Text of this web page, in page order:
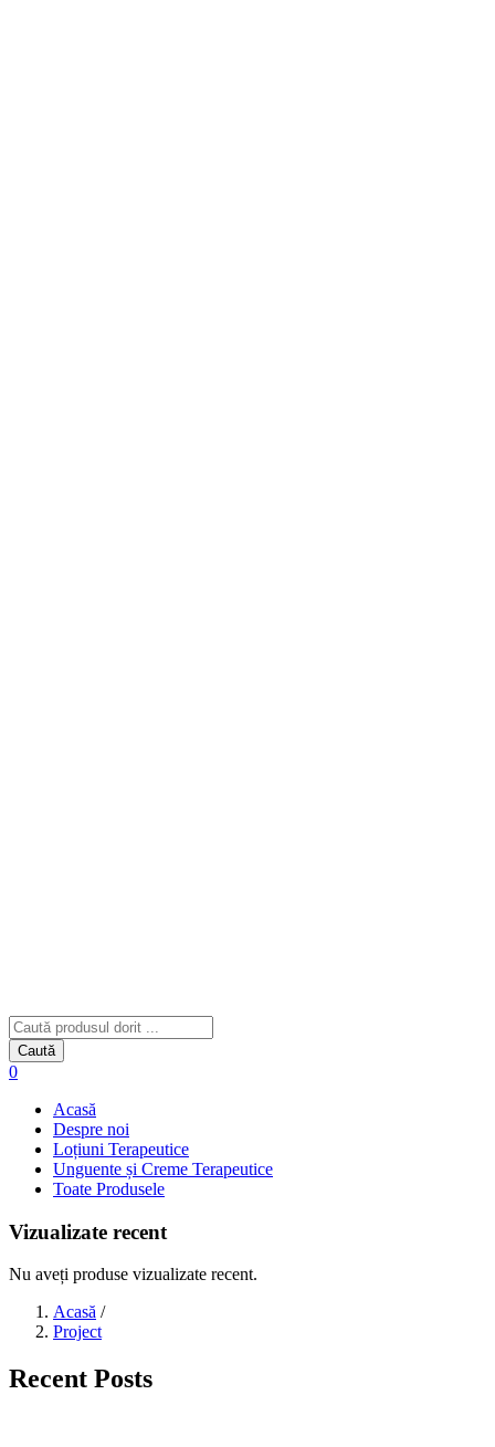
Caută
0
Acasă
Despre noi
Loțiuni Terapeutice
Unguente și Creme Terapeutice
Toate Produsele
Vizualizate recent
Nu aveți produse vizualizate recent.
Acasă /
Project
Recent Posts